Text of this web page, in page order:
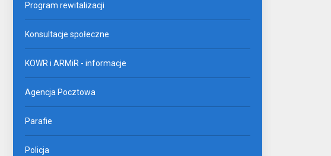
Program rewitalizacji
Konsultacje społeczne
KOWR i ARMiR - informacje
Agencja Pocztowa
Parafie
Policja